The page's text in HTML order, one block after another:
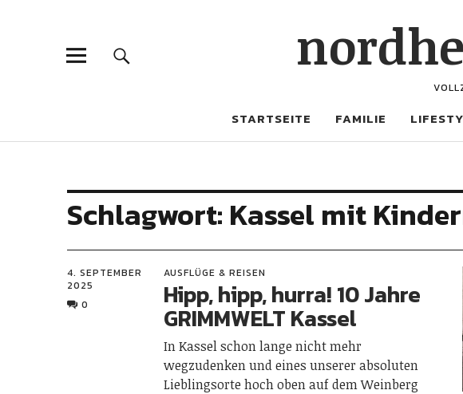
STARTSEITE FAMILIE
Schlagwort: Kassel mit
4. SEPTEMBER
2025
0
AUSFLÜGE & REISEN
Hipp, hipp, hurra! 10 Jahre
GRIMMWELT Kassel
In Kassel schon lange nicht mehr
wegzudenken und eines unserer absoluten
Lieblingsorte hoch oben auf dem Weinberg